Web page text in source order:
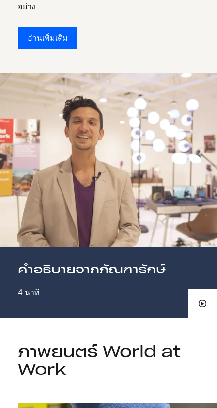
อย่าง
อ่านเพิ่มเติม
คำอธิบายจากภัณฑารักษ์
4 นาที
ภาพยนตร์ World at
Work